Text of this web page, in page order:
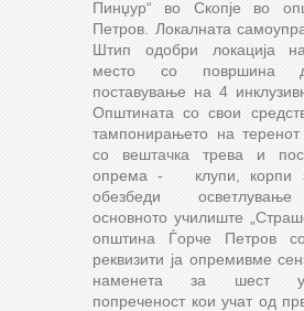
Пинџур“ во Скопје во
Петров. Локалната
Штип одобри локација
место со површина
поставување на 4
Општината со свои
тампонирањето на
со вештачка трева и
опрема - клупи, корпи
обезбеди
основното училиште
општина Ѓорче Петров со
реквизити ја опремивме
наменета за шест
попреченост кои учат од